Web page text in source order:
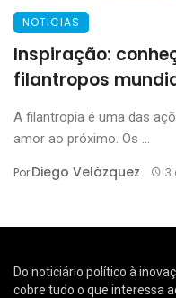
NOTICIAS
Inspiração:
filantropos
A filantropia é uma das
amor ao próximo. Os ...
PorDiego Velázquez 3
Do noticiário político à
cobre tudo o que interessa